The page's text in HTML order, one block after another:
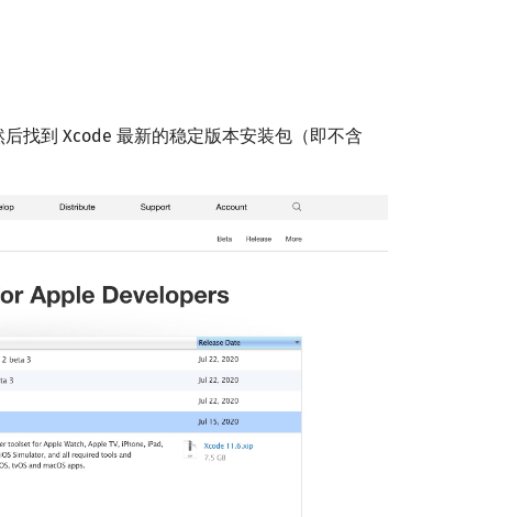
后找到 Xcode 最新的稳定版本安装包（即不含